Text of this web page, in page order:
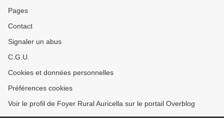
Pages
Contact
Signaler un abus
C.G.U.
Cookies et données personnelles
Préférences cookies
Voir le profil de Foyer Rural Auricella sur le portail Overblog